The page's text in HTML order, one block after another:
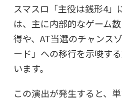
スマスロ「主役は銭形4」
は、主に内部的なゲーム
得や、AT当選のチャンス
ード」への移行を示唆する
います。
この演出が発生すると、